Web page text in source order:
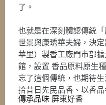
了。
也就是在深刻體認傳統
世景與康琇華夫婦，決
華里）製香工廠門市部
館，設置 香品原料原生
忘了這個傳統，也期待
拾昔日先民品香、以香品
傳承品味 屏東好香